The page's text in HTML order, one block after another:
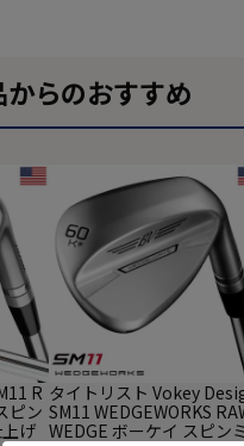
らのおすすめ
R
ピン
げ
タイトリスト Vokey
SM11 WEDGEWORKS
WEDGE ボーケイ スピン